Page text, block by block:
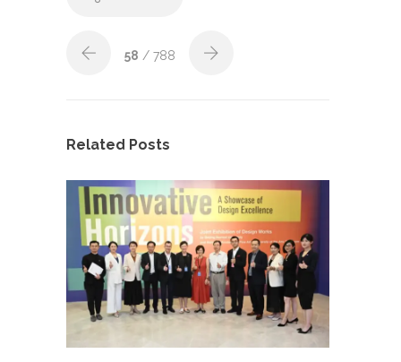
58 / 788
Related Posts